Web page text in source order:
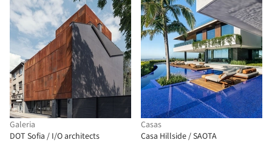
Galeria
DOT Sofia / I/O architects
Casas
Casa Hillside / SAOTA